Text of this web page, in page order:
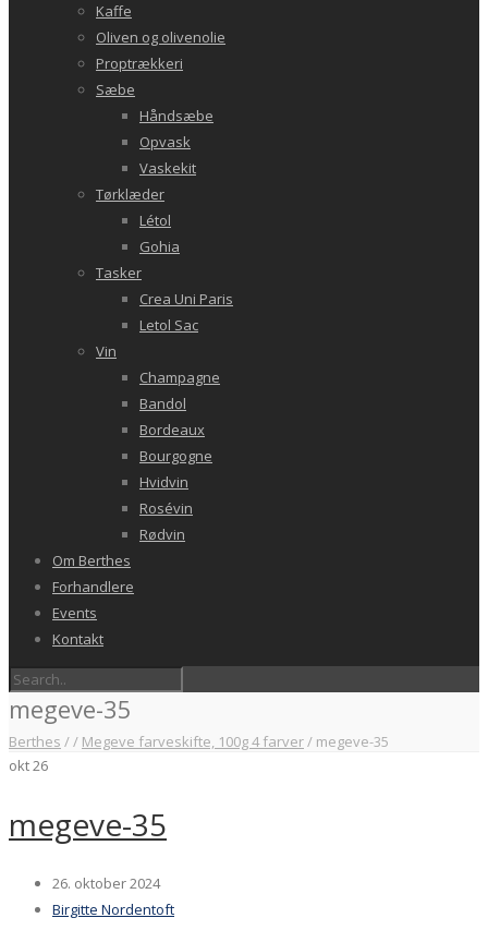
Kaffe
Oliven og olivenolie
Proptrækkeri
Sæbe
Håndsæbe
Opvask
Vaskekit
Tørklæder
Létol
Gohia
Tasker
Crea Uni Paris
Letol Sac
Vin
Champagne
Bandol
Bordeaux
Bourgogne
Hvidvin
Rosévin
Rødvin
Om Berthes
Forhandlere
Events
Kontakt
megeve-35
Berthes // Megeve farveskifte, 100g 4 farver/ megeve-35
okt26
megeve-35
26. oktober 2024
Birgitte Nordentoft